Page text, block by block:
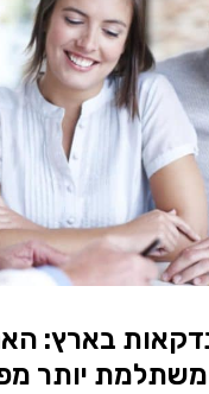
בארץ:
יותר